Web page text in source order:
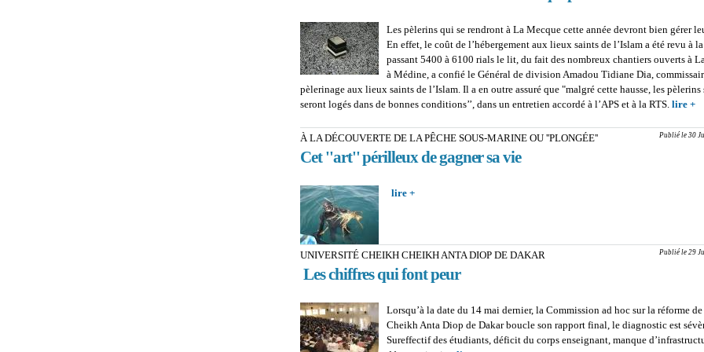
Les pèlerins qui se rendront à La Mecque cette année devront bien gérer
En effet, le coût de l’hébergement aux lieux saints de l’Islam a été revu à la
passant 5400 à 6100 rials le lit, du fait des nombreux chantiers ouverts à
à Médine, a confié le Général de division Amadou Tidiane Dia,
pèlerinage aux lieux saints de l’Islam. Il a en outre assuré que "malgré cette hausse, les pèlerins
seront logés dans de bonnes conditions’’, dans un entretien accordé à l’APS et à la RTS. lire +
A
Publié le 30
À LA DÉCOUVERTE DE LA PÊCHE SOUS-MARINE OU ''PLONGÉE''
Cet ''art'' périlleux de gagner sa vie
lire +
Publié le 29
UNIVERSITÉ CHEIKH CHEIKH ANTA DIOP DE DAKAR
Les chiffres qui font peur
Lorsqu’à la date du 14 mai dernier, la Commission ad hoc sur la réforme
Cheikh Anta Diop de Dakar boucle son rapport final, le diagnostic est
Sureffectif des étudiants, déficit du corps enseignant, manque